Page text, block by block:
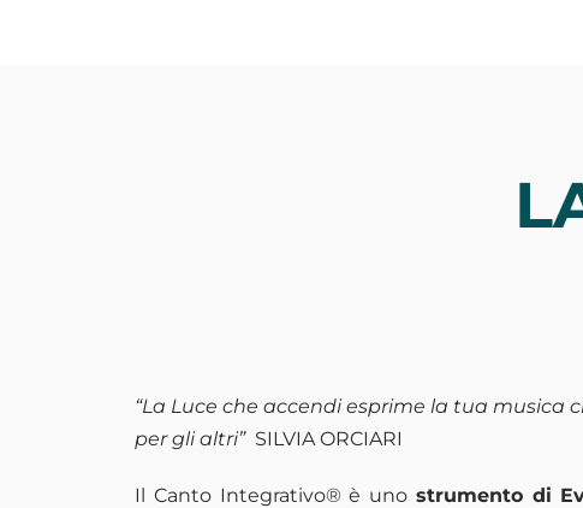
“La Luce che accendi esprime la tua musica
per gli altri” SILVIA ORCIARI
Il Canto Integrativo® è uno strumento di